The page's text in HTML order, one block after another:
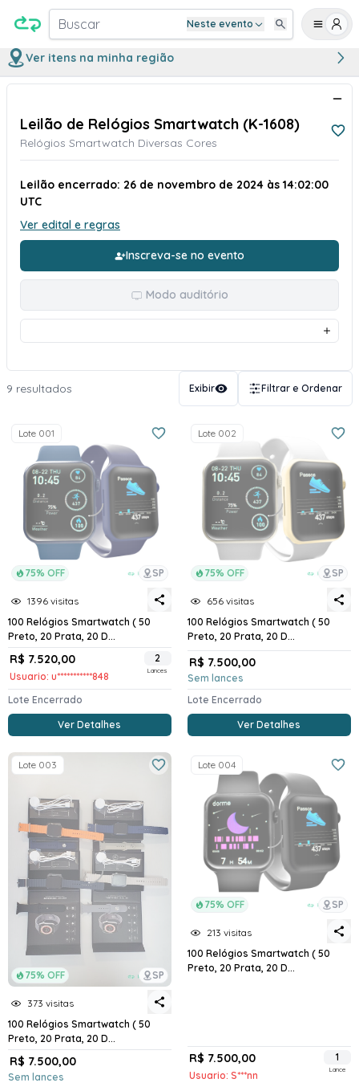
Buscar Neste evento
Ver itens na minha região
Leilão de Relógios Smartwatch (K-1608)
Relógios Smartwatch Diversas Cores
Leilão encerrado: 26 de novembro de 2024 às 14:02:00
UTC
Ver edital e regras
Inscreva-se no evento
Modo auditório
9 resultados Exibir Filtrar e Ordenar
75% OFF SP
Lote 001
1396 visitas
100 Relógios Smartwatch ( 50
Preto, 20 Prata, 20 D...
R$ 7.520,00
Usuario: u***********848
2
Lances
Lote Encerrado
Ver Detalhes
75% OFF SP
Lote 002
656 visitas
100 Relógios Smartwatch ( 50
Preto, 20 Prata, 20 D...
R$ 7.500,00
Sem lances
Lote Encerrado
Ver Detalhes
75% OFF SP
Lote 003
373 visitas
100 Relógios Smartwatch ( 50
Preto, 20 Prata, 20 D...
R$ 7.500,00
Sem lances
75% OFF SP
Lote 004
213 visitas
100 Relógios Smartwatch ( 50
Preto, 20 Prata, 20 D...
R$ 7.500,00
Usuario: S***nn
1
Lance